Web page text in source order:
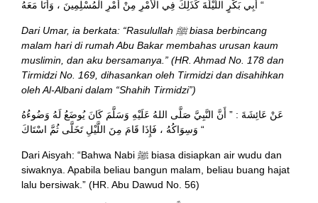
أَبِي بَكْرٍ اللَّيْلَةَ كَذَلِكَ فِي الْأَمْرِ مِنْ أَمْرِ الْمُسْلِمِينَ ، وَأَنَا مَعَهُ “
Dari Umar, ia berkata: “Rasulullah ﷺ biasa berbincang
malam hari di rumah Abu Bakar membahas urusan kaum
muslimin, dan aku bersamanya.” (HR. Ahmad No. 178 dan
Tirmidzi No. 169, dihasankan oleh Tirmidzi dan disahihkan
oleh Al-Albani dalam “Shahih Tirmidzi”)
عَنْ عَائِشَةَ : ” أَنَّ النَّبِيَّ صَلَّى اللهُ عَلَيْهِ وَسَلَّمَ كَانَ يُوضَعُ لَهُ وَضُوءُهُ
وَسِوَاكُهُ ، فَإِذَا قَامَ مِنَ اللَّيْلِ تَخَلَّى ثُمَّ اسْتَاكَ “
Dari Aisyah: “Bahwa Nabi ﷺ biasa disiapkan air wudu dan
siwaknya. Apabila beliau bangun malam, beliau buang hajat
lalu bersiwak.” (HR. Abu Dawud No. 56)